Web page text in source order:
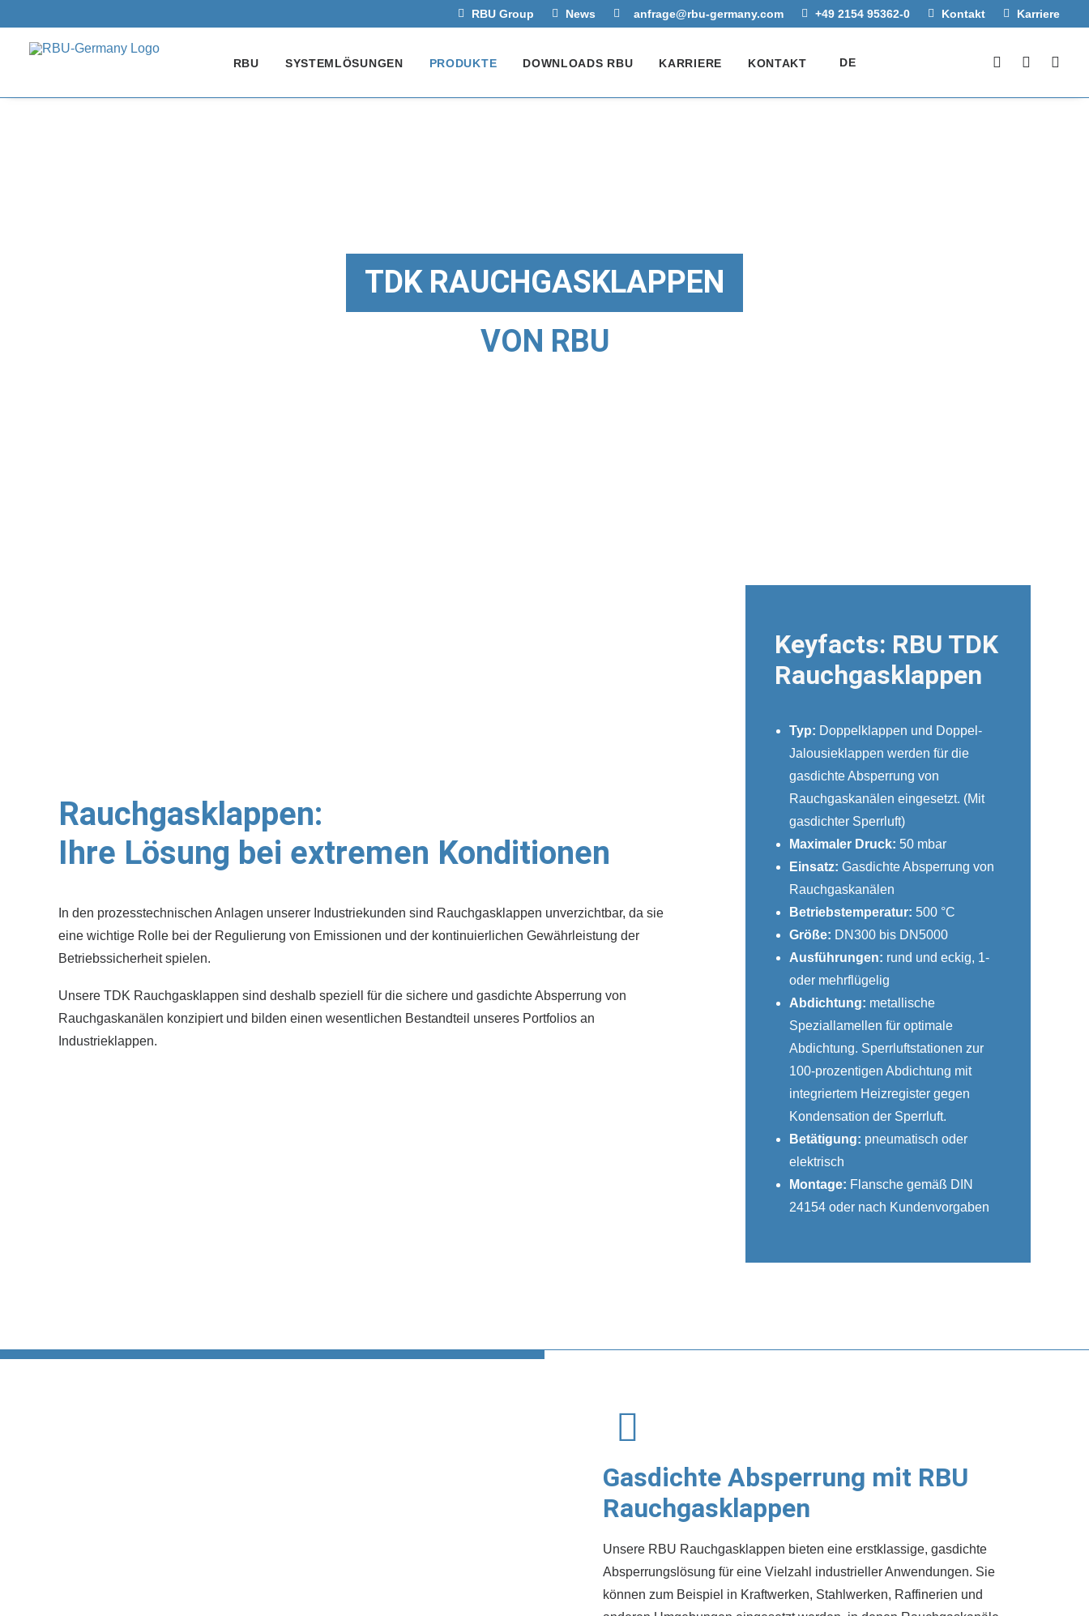
RBU Group News anfrage@rbu-germany.com +49 2154 95362-0 Kontakt Karriere
RBU SYSTEMLÖSUNGEN PRODUKTE DOWNLOADS RBU KARRIERE KONTAKT DE
TDK RAUCHGASKLAPPEN
VON RBU
Rauchgasklappen:
Ihre Lösung bei extremen Konditionen
In den prozesstechnischen Anlagen unserer Industriekunden sind Rauchgasklappen unverzichtbar, da sie
eine wichtige Rolle bei der Regulierung von Emissionen und der kontinuierlichen Gewährleistung der
Betriebssicherheit spielen.
Unsere TDK Rauchgasklappen sind deshalb speziell für die sichere und gasdichte Absperrung von
Rauchgaskanälen konzipiert und bilden einen wesentlichen Bestandteil unseres Portfolios an
Industrieklappen.
Keyfacts: RBU TDK
Rauchgasklappen
Typ: Doppelklappen und Doppel-
Jalousieklappen werden für die
gasdichte Absperrung von
Rauchgaskanälen eingesetzt. (Mit
gasdichter Sperrluft)
Maximaler Druck: 50 mbar
Einsatz: Gasdichte Absperrung von
Rauchgaskanälen
Betriebstemperatur: 500 °C
Größe: DN300 bis DN5000
Ausführungen: rund und eckig, 1-
oder mehrflügelig
Abdichtung: metallische
Speziallamellen für optimale
Abdichtung. Sperrluftstationen zur
100-prozentigen Abdichtung mit
integriertem Heizregister gegen
Kondensation der Sperrluft.
Betätigung: pneumatisch oder
elektrisch
Montage: Flansche gemäß DIN
24154 oder nach Kundenvorgaben
Gasdichte Absperrung mit RBU
Rauchgasklappen
Unsere RBU Rauchgasklappen bieten eine erstklassige, gasdichte
Absperrungslösung für eine Vielzahl industrieller Anwendungen. Sie
können zum Beispiel in Kraftwerken, Stahlwerken, Raffinerien und